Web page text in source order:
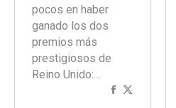
pocos en haber
ganado los dos
premios más
prestigiosos de
Reino Unido:…
Compartir